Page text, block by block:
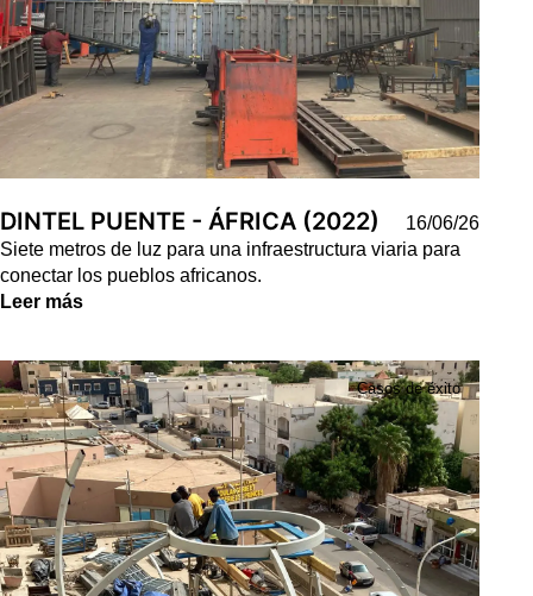
DINTEL PUENTE - ÁFRICA (2022)
16/06/26
Siete metros de luz para una infraestructura viaria para
conectar los pueblos africanos.
Leer más
Casos de éxito